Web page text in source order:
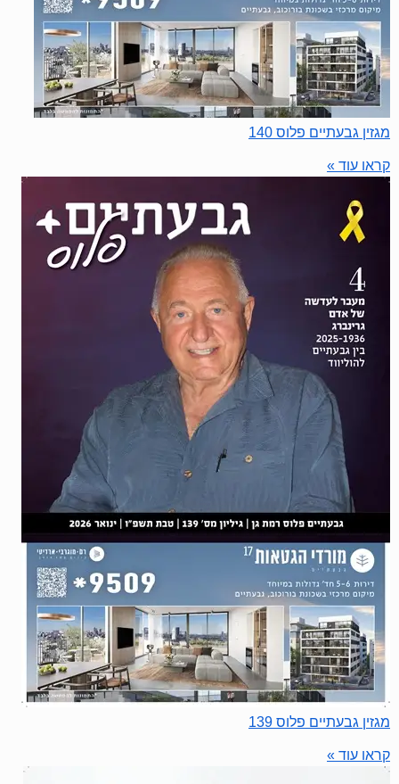
מגזין גבעתיים פלוס 140
קראו עוד »
מגזין גבעתיים פלוס 139
קראו עוד »